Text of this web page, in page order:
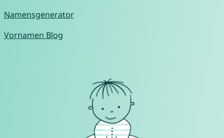
Namensgenerator
Vornamen Blog